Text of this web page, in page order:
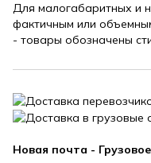
Для малогабаритных и
фактичным или
- товары обозначены
Новая почта -